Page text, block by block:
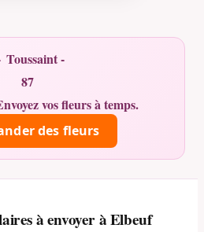
Toussaint -
87
vos fleurs à temps.
des fleurs
à envoyer à Elbeuf